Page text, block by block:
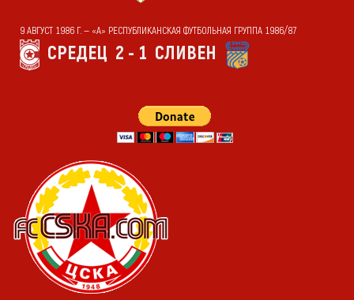
9 АВГУСТ 1986 Г. — «А» РЕСПУБЛИКАНСКАЯ ФУТБОЛЬНАЯ ГРУППА 1986/87
СРЕДЕЦ 2 - 1 СЛИВЕН